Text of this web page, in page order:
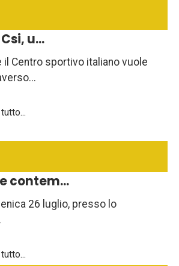
u...
il Centro sportivo italiano vuole
contem...
26 luglio, presso lo